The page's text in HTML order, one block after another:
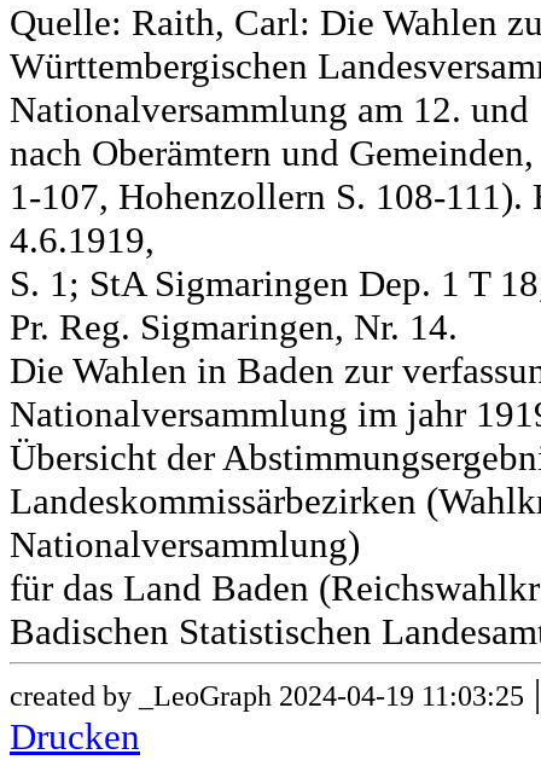
Quelle: Raith, Carl: Die Wahlen
Württembergischen
Nationalversammlung am 12. und
nach Oberämtern und
1-107, Hohenzollern S. 108-
4.6.1919,
S. 1; StA Sigmaringen Dep. 1 T
Pr. Reg. Sigmaringen, Nr. 14.
Die Wahlen in Baden zur
Nationalversammlung im jahr
Übersicht der
Landeskommissärbezirken
Nationalversammlung)
für das Land Baden
Badischen Statistischen
created by _LeoGraph 2024-04-19 11:03:25
Drucken